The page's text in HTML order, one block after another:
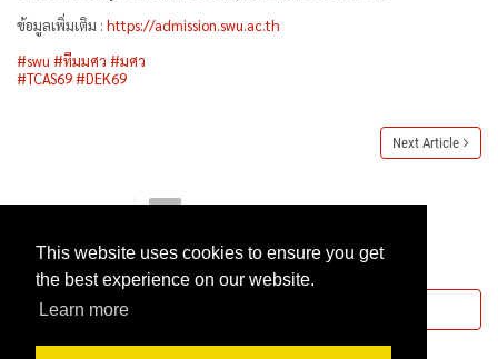
This website uses cookies to ensure you get
the best experience on our website.
Learn more
ข้อมูลเพิ่มเติม : https://admission.swu.ac.th
#swu #ทีมมศว #มศว
#TCAS69#DEK69
Next Article
29241 Rate this article:1.6
Pleaseloginor